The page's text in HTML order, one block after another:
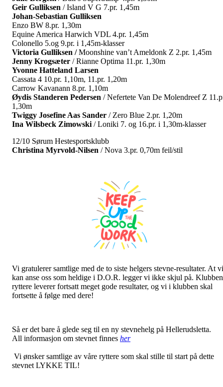
Geir Gulliksen / Island V G 7.pr. 1,45m
Johan-Sebastian Gulliksen
Enzo BW 8.pr. 1,30m
Equine America Harwich VDL 4.pr. 1,45m
Colonello 5.og 9.pr. i 1,45m-klasser
Victoria Gulliksen /Moonshine van’t Ameldonk Z 2.pr. 1,45m
Jenny Krogsæter / Rianne Optima 11.pr. 1,30m
Yvonne Hatteland Larsen
Cassata 4 10.pr. 1,10m, 11.pr. 1,20m
Carrow Kavanann 8.pr. 1,10m
Øydis Standeren Pedersen / Nefertete Van De Molendreef Z
1,30m
Twiggy Josefine Aas Sander / Zero Blue 2.pr. 1,20m
Ina Wilsbeck Zimowski / Loniki 7. og 16.pr. i 1,30m-klasser
12/10 Sørum Hestesportsklubb
Christina Myrvold-Nilsen / Nova 3.pr. 0,70m feil/stil
Vi gratulerer samtlige med de to siste helgers stevne-resultater. At vi
kan anse oss som heldige i D.O.R. legger vi ikke skjul på.
ryttere leverer fortsatt meget gode resultater, og vi i klubben skal
fortsette å følge med dere!
Så er det bare å glede seg til en ny stevnehelg på Hellerudsletta.
All informasjon om stevnet finnes her
Vi ønsker samtlige av våre ryttere som skal stille til start på dette
stevnet LYKKE TIL!